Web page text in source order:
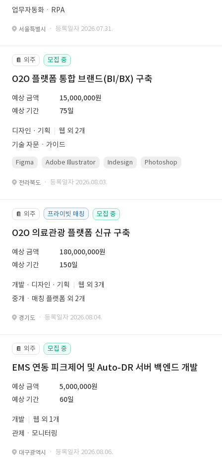
업무자동화ㆍRPA
서울특별시 · 등록일자 2026.07.31.
📔 외주 모집 중
O2O 플랫폼 통합 브랜드(BI/BX) 구축
예상 금액
15,000,000원
예상 기간
75일
디자인 · 기획
웹 외 2개
기술 자문ㆍ가이드
Figma Adobe Illustrator Indesign Photoshop
전라북도 · 등록일자 2026.08.03.
📔 외주 프라이빗 매칭 모집 중
O2O 의료관광 플랫폼 신규 구축
예상 금액
180,000,000원
예상 기간
150일
개발 · 디자인 · 기획
웹 외 3개
중개ㆍ매칭 플랫폼 외 2개
경기도 · 등록일자 2026.08.04.
📔 외주 모집 중
EMS 연동 피크제어 및 Auto-DR 서버 백엔드 개발
예상 금액
5,000,000원
예상 기간
60일
개발
웹 외 1개
관제ㆍ모니터링
대구광역시 · 등록일자 2026.08.06.